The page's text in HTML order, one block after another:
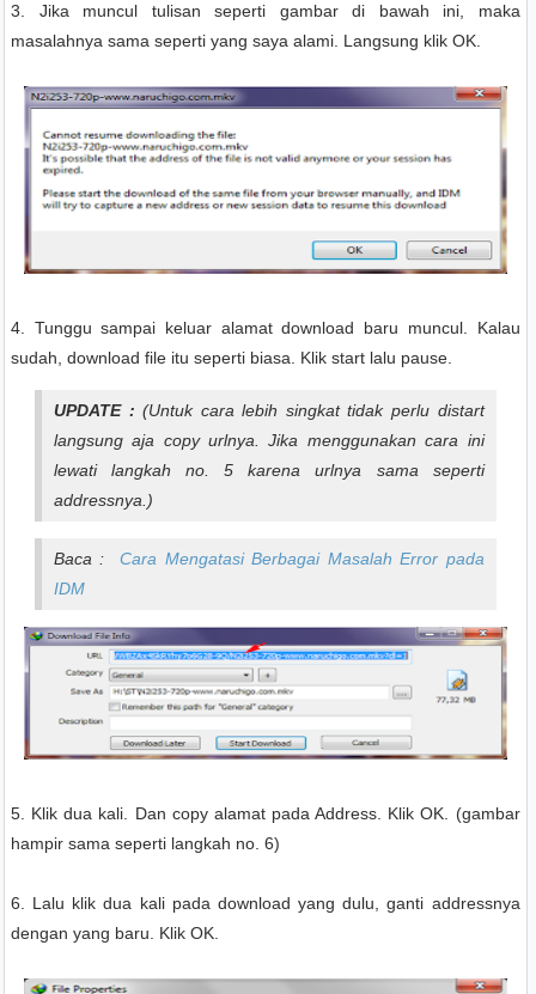
3. Jika muncul tulisan seperti gambar di bawah ini, maka
masalahnya sama seperti yang saya alami. Langsung klik OK.
4. Tunggu sampai keluar alamat download baru muncul. Kalau
sudah, download file itu seperti biasa. Klik start lalu pause.
UPDATE : (Untuk cara lebih singkat tidak perlu distart
langsung aja copy urlnya. Jika menggunakan cara ini
lewati langkah no. 5 karena urlnya sama seperti
addressnya.)
Baca :Cara Mengatasi Berbagai Masalah Error pada
IDM
5. Klik dua kali. Dan copy alamat pada Address. Klik OK. (gambar
hampir sama seperti langkah no. 6)
6. Lalu klik dua kali pada download yang dulu, ganti addressnya
dengan yang baru. Klik OK.